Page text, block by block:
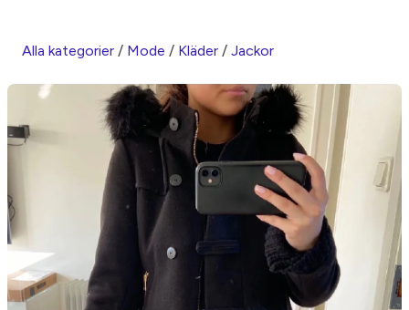
Alla kategorier / Mode / Kläder / Jackor